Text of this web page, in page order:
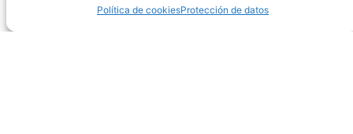
Política de cookiesProtección de datos